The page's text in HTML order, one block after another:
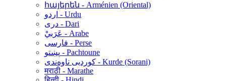
հայերեն - Arménien (Oriental)
اردو - Urdu
دری - Dari
عَرَبيْ - Arabe
فارسی - Perse
پښتو - Pachtoune
کوردیی ناوەندی - Kurde (Sorani)
मराठी - Marathe